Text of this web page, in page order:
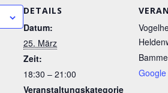
DETAILS
Datum:
25. März
Zeit:
18:30 – 21:00
Veranstaltungskategorie